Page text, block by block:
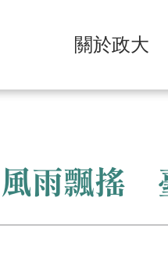
關於政大
雨飄搖